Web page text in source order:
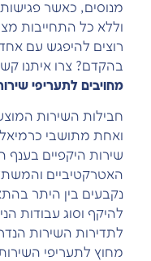
מנוסים, כאשר פגישות
וללא כל התחייבות
רוצים להיפגש עם אחד
בהקדם? צרו איתנו
מחויבים לתעריפי
חבילות השירות
ואחת מתושבי
שירות היקפיים בענף
האטרקטיביים
נקבעים בין היתר
להיקף וסוג עבודות
לתדירות השירות
מחוץ לתעריפי